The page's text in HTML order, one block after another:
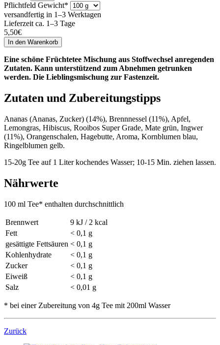
Pflichtfeld Gewicht*
versandfertig in 1–3 Werktagen
Lieferzeit ca. 1–3 Tage
5,50€
Eine schöne Früchtetee Mischung aus Stoffwechsel anregenden
Zutaten. Kann unterstützend zum Abnehmen getrunken
werden. Die Lieblingsmischung zur Fastenzeit.
Zutaten und Zubereitungstipps
Ananas (Ananas, Zucker) (14%), Brennnessel (11%), Apfel,
Lemongras, Hibiscus, Rooibos Super Grade, Mate grün, Ingwer
(11%), Orangenschalen, Hagebutte, Aroma, Kornblumen blau,
Ringelblumen gelb.
15-20g Tee auf 1 Liter kochendes Wasser; 10-15 Min. ziehen lassen.
Nährwerte
100 ml Tee* enthalten durchschnittlich
Brennwert
9 kJ / 2 kcal
Fett
< 0,1 g
gesättigte Fettsäuren < 0,1 g
Kohlenhydrate
< 0,1 g
Zucker
< 0,1 g
Eiweiß
< 0,1 g
Salz
< 0,01 g
* bei einer Zubereitung von 4g Tee mit 200ml Wasser
Zurück